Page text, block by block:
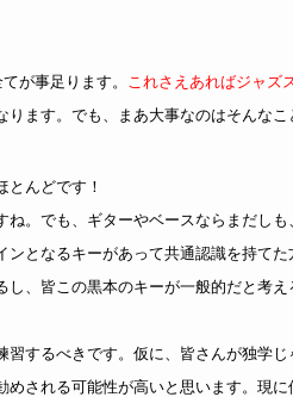
が事足ります。 これさえあればジャズ
ます。でも、まあ大事なのはそんなこ
んどです！
。でも、ギターやベースならまだしも
となるキーがあって共通認識を持てた
、皆この黒本のキーが一般的だと考
するべきです。仮に、皆さんが独学
される可能性が高いと思います。現に